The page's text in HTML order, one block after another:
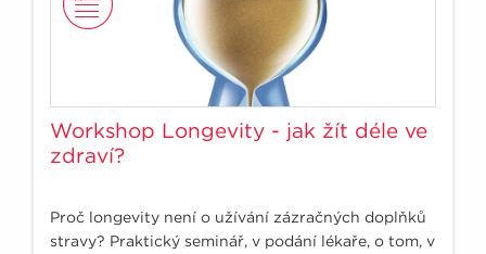
Workshop Longevity - jak žít déle ve
zdraví?
Proč longevity není o užívání zázračných doplňků
stravy? Praktický seminář, v podání lékaře, o tom, v